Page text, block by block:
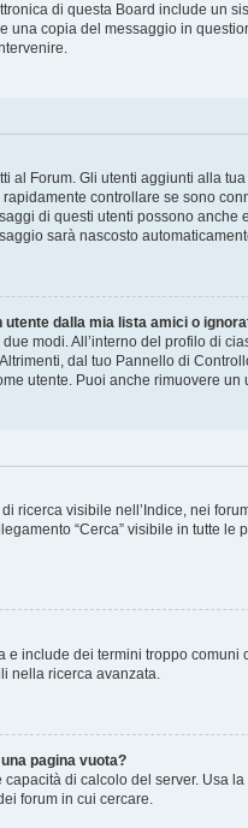
di questa Board include un
una copia del messaggio in
al Forum. Gli utenti aggiunti alla
controllare se sono
di questi utenti possono anche
sarà nascosto
dalla mia lista amici o
modi. All’interno del profilo di
dal tuo Pannello di
utente. Puoi anche rimuovere
ricerca visibile nell’Indice, nei
“Cerca” visibile in tutte le
e include dei termini troppo
nella ricerca avanzata.
pagina vuota?
di calcolo del server. Usa
forum in cui cercare.